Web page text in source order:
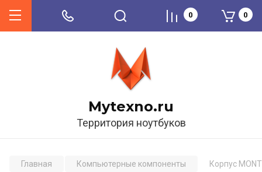
Mytexno.ru
Территория ноутбуков
0 0
Главная Компьютерные компоненты Корпус